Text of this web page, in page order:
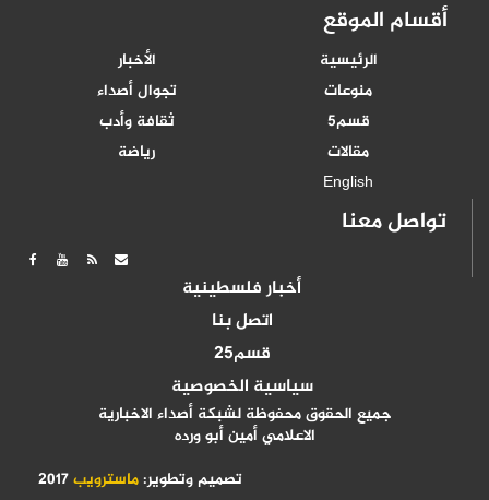
أقسام الموقع
الرئيسية
الأخبار
منوعات
تجوال أصداء
قسم5
ثقافة وأدب
مقالات
رياضة
English
تواصل معنا
أخبار فلسطينية
اتصل بنا
قسم25
سياسية الخصوصية
جميع الحقوق محفوظة لشبكة أصداء الاخبارية
الاعلامي أمين أبو ورده
تصميم وتطوير:ماسترويب